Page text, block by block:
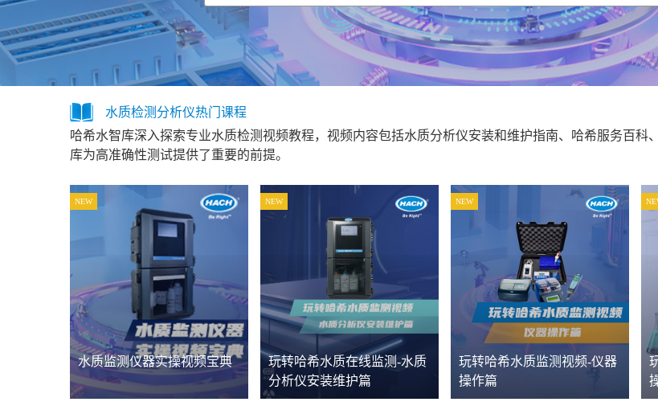
水质检测分析仪热门课程
哈希水智库深入探索专业水质检测视频教程，视频内容包括水质分析仪安装和维护指南、哈希服务百
库为高准确性测试提供了重要的前提。
水质监测仪器实操视频宝典
NEW
玩转哈希水质在线监测-水质
分析仪安装维护篇
NEW
玩转哈希水质监测视频-仪器
操作篇
NEW